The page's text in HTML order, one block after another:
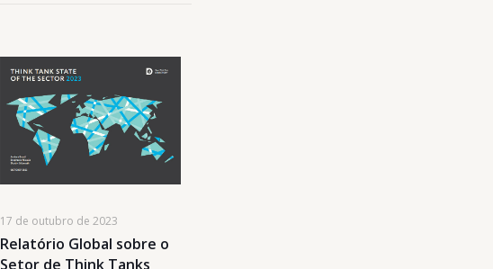
17 de outubro de 2023
Relatório Global sobre o
Setor de Think Tanks